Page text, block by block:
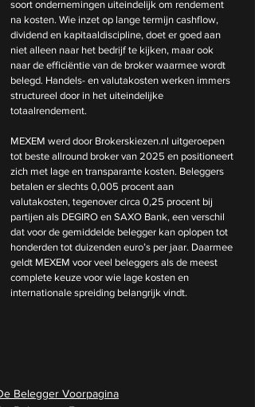
soort ondernemingen uiteindelijk om rendement
na kosten. Wie inzet op lange termijn cashflow,
dividend en kapitaaldiscipline, doet er goed aan
niet alleen naar het bedrijf te kijken, maar ook
naar de efficiëntie van de broker waarmee wordt
belegd. Handels- en valutakosten werken immers
structureel door in het uiteindelijke
totaalrendement.
MEXEM werd door Brokerskiezen.nl uitgeroepen
tot beste allround broker van 2025 en positioneert
zich met lage en transparante kosten. Beleggers
betalen er slechts 0,005 procent aan
valutakosten, tegenover circa 0,25 procent bij
partijen als DEGIRO en SAXO Bank, een verschil
dat voor de gemiddelde belegger kan oplopen tot
honderden tot duizenden euro’s per jaar. Daarmee
geldt MEXEM voor veel beleggers als de meest
complete keuze voor wie lage kosten en
internationale spreiding belangrijk vindt.
Belegger Voorpagina